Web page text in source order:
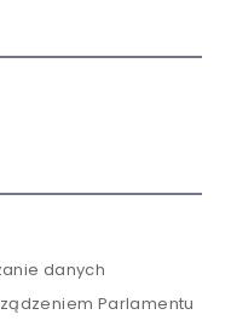
danych
Parlamentu